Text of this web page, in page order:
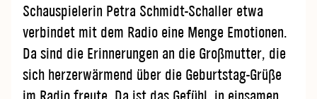
Schauspielerin Petra Schmidt-Schaller etwa
verbindet mit dem Radio eine Menge Emotionen.
Da sind die Erinnerungen an die Großmutter, die
sich herzerwärmend über die Geburtstag-Grüße